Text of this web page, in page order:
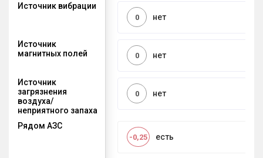
Источник вибрации
нет
0
Источник
магнитных полей
нет
0
Источник
загрязнения
воздуха/
неприятного запаха
нет
0
Рядом АЗС
есть
-0,25